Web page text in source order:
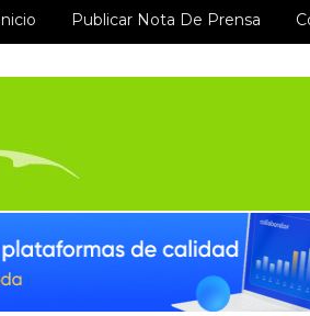
Publicar Nota De Prensa